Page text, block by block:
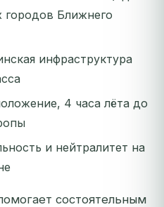
городов Ближнего
инфраструктура
4 часа лёта до
и нейтралитет на
состоятельным